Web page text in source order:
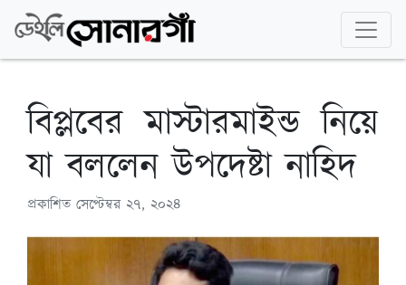
বিপ্লবের মাস্টারমাইন্ড নিয়ে
যা বললেন উপদেষ্টা নাহিদ
প্রকাশিত সেপ্টেম্বর ২৭, ২০২৪